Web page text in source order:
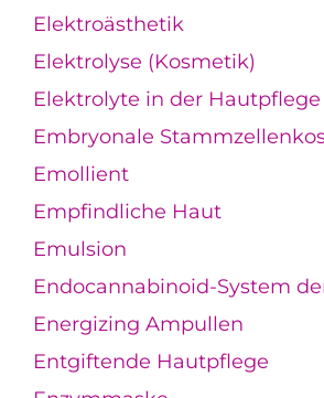
Elektroästhetik
Elektrolyse (Kosmetik)
Elektrolyte in der Hautpflege
Embryonale
Emollient
Empfindliche Haut
Emulsion
Endocannabinoid-System
Energizing Ampullen
Entgiftende Hautpflege